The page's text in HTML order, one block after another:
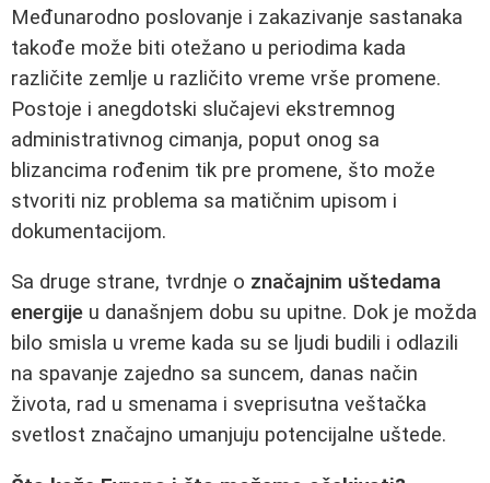
Međunarodno poslovanje i zakazivanje sastanaka
takođe može biti otežano u periodima kada
različite zemlje u različito vreme vrše promene.
Postoje i anegdotski slučajevi ekstremnog
administrativnog cimanja, poput onog sa
blizancima rođenim tik pre promene, što može
stvoriti niz problema sa matičnim upisom i
dokumentacijom.
Sa druge strane, tvrdnje o značajnim uštedama
energije u današnjem dobu su upitne. Dok je možda
bilo smisla u vreme kada su se ljudi budili i odlazili
na spavanje zajedno sa suncem, danas način
života, rad u smenama i sveprisutna veštačka
svetlost značajno umanjuju potencijalne uštede.